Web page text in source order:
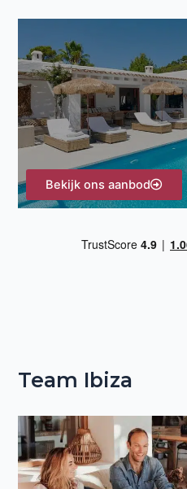
a
r
:
Bekijk ons aanbod
Team Ibiza